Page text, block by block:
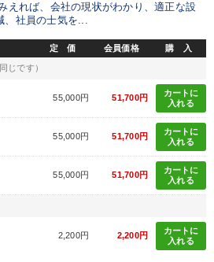
れば、会社の現状がわかり、適正な設
社員の士気を...
定 価 会員価格 購 入
じです）
55,000円 51,700円
カートに
入れる
55,000円 51,700円
カートに
入れる
55,000円 51,700円
カートに
入れる
2,200円 2,200円
カートに
入れる